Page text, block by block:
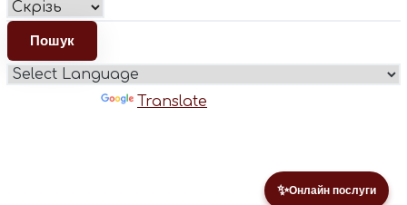
✨Онлайн послуги
Translate